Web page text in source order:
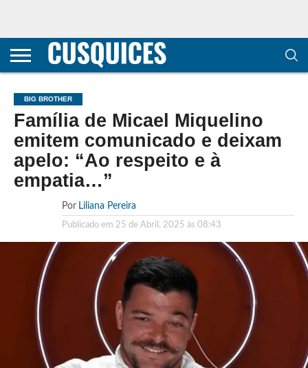
CONTACTOS
HOME
POLÍTICA DE
E COOKIES
SOBRE
TERMOS E
TRANSPARÊNCIA
METODOLOGIA
BIG BROTHER
Família de Micael Miquelino
emitem comunicado e deixam
apelo: “Ao respeito e à
empatia…”
Por Liliana Pereira
Publicado em 25 de Abril, 2025 às 08:43